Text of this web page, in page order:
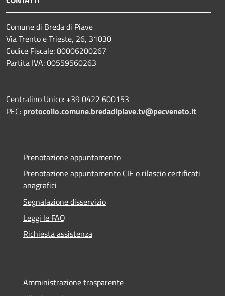
Comune di Breda di Piave
Via Trento e Trieste, 26, 31030
Codice Fiscale: 80006200267
Partita IVA: 00559560263
Centralino Unico: +39 0422 600153
PEC: protocollo.comune.bredadipiave.tv@pecveneto.it
Prenotazione appuntamento
Prenotazione appuntamento CIE o rilascio certificati
anagrafici
Segnalazione disservizio
Leggi le FAQ
Richiesta assistenza
Amministrazione trasparente